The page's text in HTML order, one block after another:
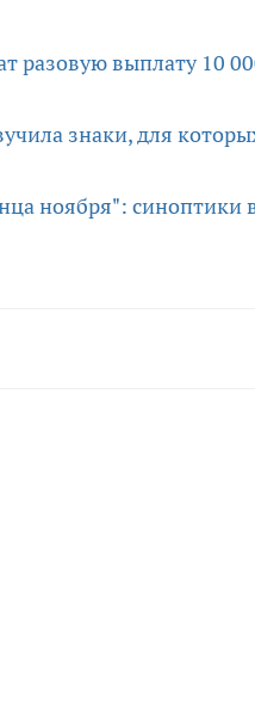
выплату 10
знаки, для
ноября": синоптики